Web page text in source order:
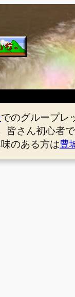
でのグループレ
皆さん初心者
のある方は豊